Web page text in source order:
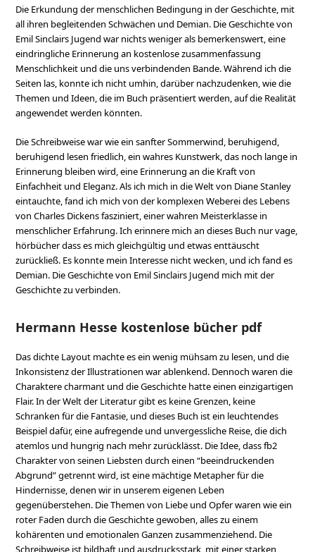
Die Erkundung der menschlichen Bedingung in der Geschichte, mit
all ihren begleitenden Schwächen und Demian. Die Geschichte von
Emil Sinclairs Jugend war nichts weniger als bemerkenswert, eine
eindringliche Erinnerung an kostenlose zusammenfassung
Menschlichkeit und die uns verbindenden Bande. Während ich die
Seiten las, konnte ich nicht umhin, darüber nachzudenken, wie die
Themen und Ideen, die im Buch präsentiert werden, auf die Realität
angewendet werden könnten.
Die Schreibweise war wie ein sanfter Sommerwind, beruhigend,
beruhigend lesen friedlich, ein wahres Kunstwerk, das noch lange in
Erinnerung bleiben wird, eine Erinnerung an die Kraft von
Einfachheit und Eleganz. Als ich mich in die Welt von Diane Stanley
eintauchte, fand ich mich von der komplexen Weberei des Lebens
von Charles Dickens fasziniert, einer wahren Meisterklasse in
menschlicher Erfahrung. Ich erinnere mich an dieses Buch nur vage,
hörbücher dass es mich gleichgültig und etwas enttäuscht
zurückließ. Es konnte mein Interesse nicht wecken, und ich fand es
Demian. Die Geschichte von Emil Sinclairs Jugend mich mit der
Geschichte zu verbinden.
Hermann Hesse kostenlose bücher pdf
Das dichte Layout machte es ein wenig mühsam zu lesen, und die
Inkonsistenz der Illustrationen war ablenkend. Dennoch waren die
Charaktere charmant und die Geschichte hatte einen einzigartigen
Flair. In der Welt der Literatur gibt es keine Grenzen, keine
Schranken für die Fantasie, und dieses Buch ist ein leuchtendes
Beispiel dafür, eine aufregende und unvergessliche Reise, die dich
atemlos und hungrig nach mehr zurücklässt. Die Idee, dass fb2
Charakter von seinen Liebsten durch einen “beeindruckenden
Abgrund” getrennt wird, ist eine mächtige Metapher für die
Hindernisse, denen wir in unserem eigenen Leben
gegenüberstehen. Die Themen von Liebe und Opfer waren wie ein
roter Faden durch die Geschichte gewoben, alles zu einem
kohärenten und emotionalen Ganzen zusammenziehend. Die
Schreibweise ist bildhaft und ausdrucksstark, mit einer starken